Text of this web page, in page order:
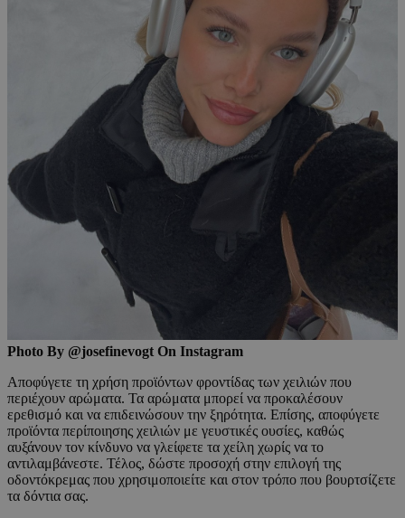
Photo By @josefinevogt On Instagram
Aποφύγετε τη χρήση προϊόντων φροντίδας των χειλιών που
περιέχουν αρώματα. Τα αρώματα μπορεί να προκαλέσουν
ερεθισμό και να επιδεινώσουν την ξηρότητα. Επίσης, αποφύγετε
προϊόντα περίποιησης χειλιών με γευστικές ουσίες, καθώς
αυξάνουν τον κίνδυνο να γλείφετε τα χείλη χωρίς να το
αντιλαμβάνεστε. Τέλος, δώστε προσοχή στην επιλογή της
οδοντόκρεμας που χρησιμοποιείτε και στον τρόπο που βουρτσίζετε
τα δόντια σας.